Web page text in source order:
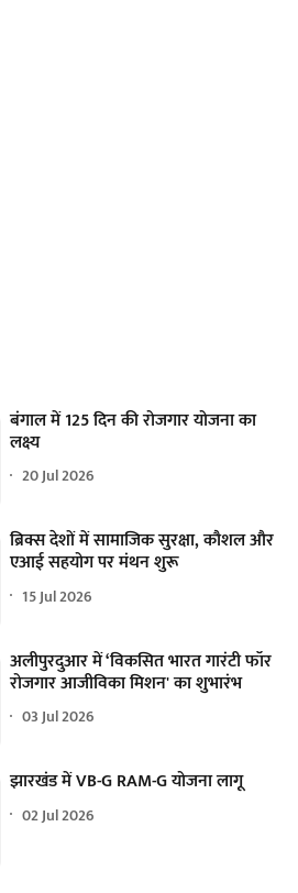
बंगाल में 125 दिन की रोजगार योजना का
लक्ष्य
20 Jul 2026
ब्रिक्स देशों में सामाजिक सुरक्षा, कौशल और
एआई सहयोग पर मंथन शुरू
15 Jul 2026
अलीपुरदुआर में ‘विकसित भारत गारंटी फॉर
रोजगार आजीविका मिशन' का शुभारंभ
03 Jul 2026
झारखंड में VB-G RAM-G योजना लागू
02 Jul 2026